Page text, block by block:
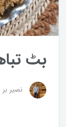
بٹ
نصیر بر